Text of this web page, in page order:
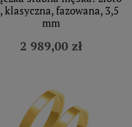
klasyczna, fazowana, 3,5
mm
2 989,00 zł